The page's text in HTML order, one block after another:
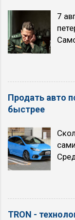
7
议
您
Продать авто
быстрее
дня
TRON -